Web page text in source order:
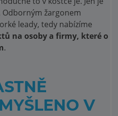
Odborným žargonem
leady, tedy nabízíme
na osoby a firmy, které o
.
V